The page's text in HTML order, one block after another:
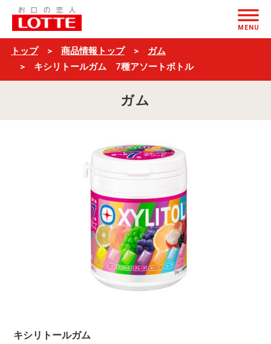
キ
シ
リ
ー
ガ
MENU
トップ 商品情報トップ
ガム
キシリトールガム 7種アソートボトル
ガム
キ
キシリトールガム